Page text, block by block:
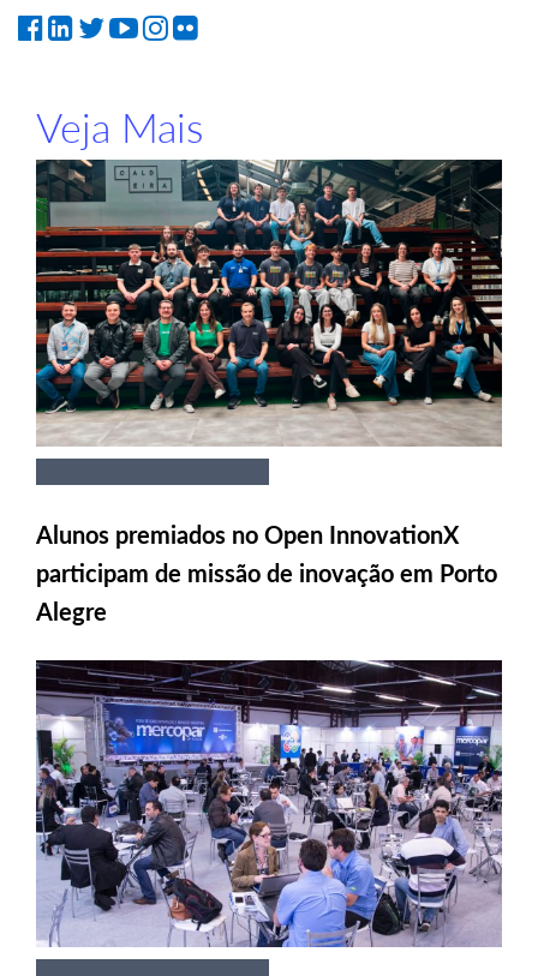
Veja Mais
Alunos premiados no Open InnovationX
participam de missão de inovação em Porto
Alegre